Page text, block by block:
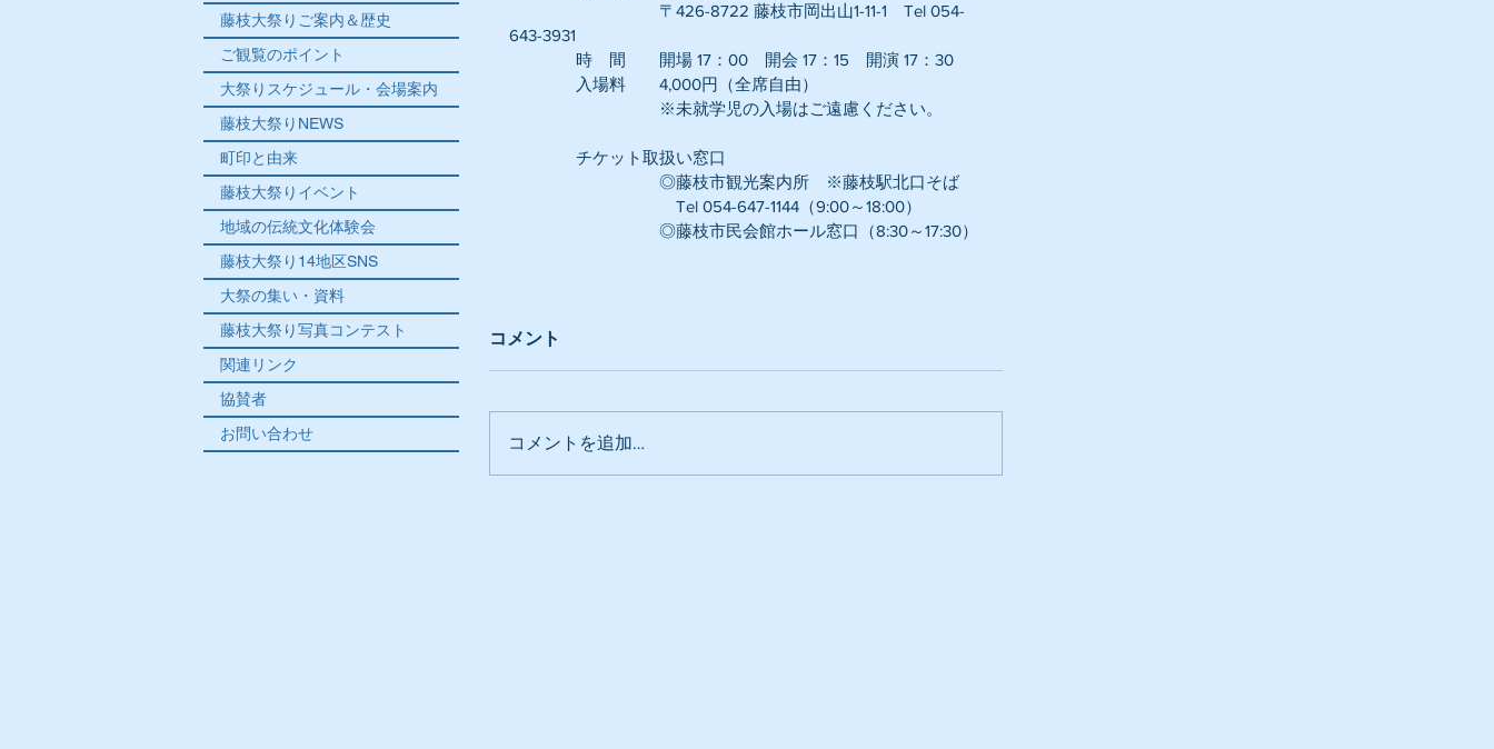
〒426-8722 藤枝市岡出山1-11-1　Tel 054-
643-3931
時　間　　開場 17：00　開会 17：15　開演 17：30
入場料　　4,000円（全席自由）
※未就学児の入場はご遠慮ください。
チケット取扱い窓口
◎藤枝市観光案内所　※藤枝駅北口そば
Tel 054-647-1144（9:00～18:00）
◎藤枝市民会館ホール窓口（8:30～17:30）
コメント
コメントを追加…
藤枝大祭りご案内＆歴史
ご観覧のポイント
大祭りスケジュール・会場案内
藤枝大祭りNEWS
町印と由来
藤枝大祭りイベント
地域の伝統文化体験会
藤枝大祭り14地区SNS
大祭の集い・資料
藤枝大祭り写真コンテスト
関連リンク
協賛者
お問い合わせ